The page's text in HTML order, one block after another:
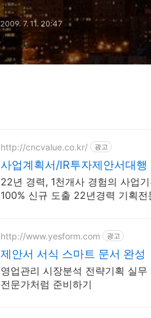
2009. 7. 11. 20:47
http://cncvalue.co.kr/ 광고
사업계획서/IR투자제안서대행
22년 경력, 1천개사 경험의 사업
100% 신규 도출 22년경력 기획
http://www.yesform.com 광고
제안서 서식 스마트 문서 완성
영업관리 시장분석 전략기획 실
전문가처럼 준비하기